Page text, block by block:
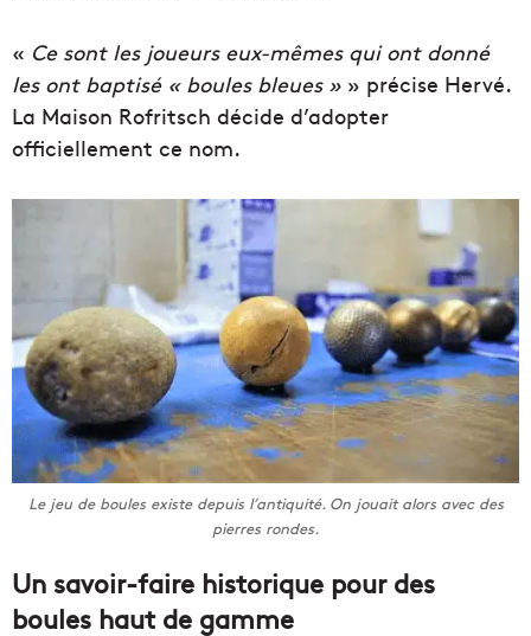
« Ce sont les joueurs eux-mêmes qui ont donné
les ont baptisé « boules bleues » » précise Hervé.
La Maison Rofritsch décide d’adopter
officiellement ce nom.
Le jeu de boules existe depuis l’antiquité. On jouait alors avec des
pierres rondes.
Un savoir-faire historique pour des
boules haut de gamme